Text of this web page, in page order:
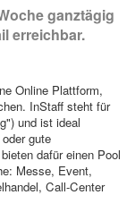
ganztägig
erreichbar.
Online Plattform,
InStaff steht für
und ist ideal
gute
dafür einen Pool
Messe, Event,
Call-Center